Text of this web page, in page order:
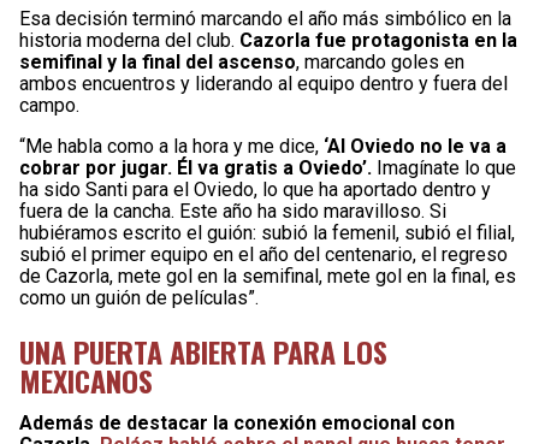
Esa decisión terminó marcando el año más simbólico en la
historia moderna del club. Cazorla fue protagonista en la
semifinal y la final del ascenso, marcando goles en
ambos encuentros y liderando al equipo dentro y fuera del
campo.
“Me habla como a la hora y me dice, ‘Al Oviedo no le va a
cobrar por jugar. Él va gratis a Oviedo’. Imagínate lo que
ha sido Santi para el Oviedo, lo que ha aportado dentro y
fuera de la cancha. Este año ha sido maravilloso. Si
hubiéramos escrito el guión: subió la femenil, subió el filial,
subió el primer equipo en el año del centenario, el regreso
de Cazorla, mete gol en la semifinal, mete gol en la final, es
como un guión de películas”.
UNA PUERTA ABIERTA PARA LOS
MEXICANOS
Además de destacar la conexión emocional con